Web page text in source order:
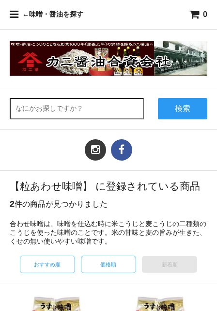
←味噌・醤油を探す 0
検索
【粒あわせ味噌】 に登録されている商品
2件の商品が見つかりました
合わせ味噌は、味噌を仕込む時に米こうじと麦こうじの二種類の
こうじを使った味噌のことです。米の甘味と麦の旨みが生きた、
くせの無い使いやすい味噌です。
おすすめ順 価格順 新着順